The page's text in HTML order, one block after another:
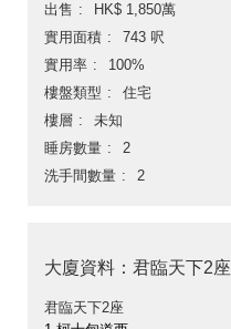
出售
HK$ 1,850萬
實用面積
743 呎
實用率
100%
樓盤類型
住宅
樓層
未知
睡房數量
2
洗手間數量
2
大廈資料：君臨天下2座
君臨天下2座